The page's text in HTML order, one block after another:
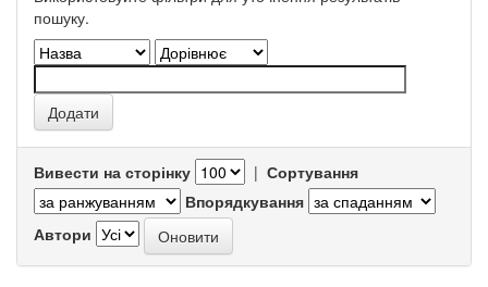
пошуку.
Вивести на сторінку | Сортування
Впорядкування
Автори